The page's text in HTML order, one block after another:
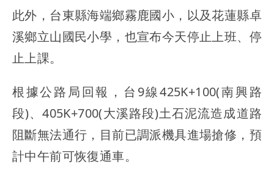
此外，台東縣海端鄉霧鹿國小，以及花蓮縣卓
溪鄉立山國民小學，也宣布今天停止上班、停
止上課。
根據公路局回報，台9線425K+100(南興路
段)、405K+700(大溪路段)土石泥流造成道路
阻斷無法通行，目前已調派機具進場搶修，預
計中午前可恢復通車。